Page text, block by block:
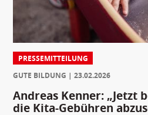
PRESSEMITTEILUNG
GUTE BILDUNG
23.02.2026
Andreas Kenner: „Jetzt
die Kita-Gebühren